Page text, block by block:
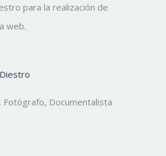
para la realización de
web.
Fotógrafo, Documentalista